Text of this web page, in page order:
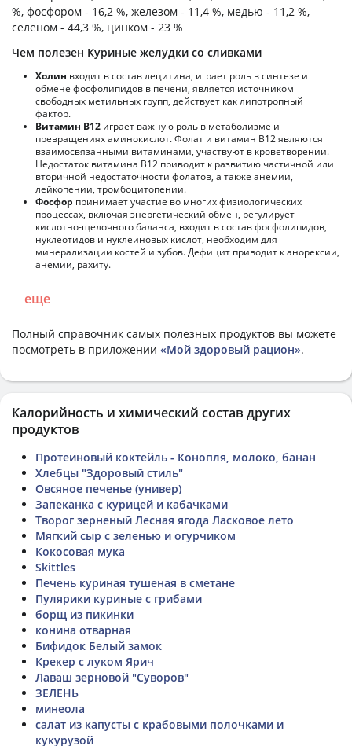
%, фосфором - 16,2 %, железом - 11,4 %, медью - 11,2 %,
селеном - 44,3 %, цинком - 23 %
Чем полезен Куриные желудки со сливками
Холин входит в состав лецитина, играет роль в синтезе и
обмене фосфолипидов в печени, является источником
свободных метильных групп, действует как липотропный
фактор.
Витамин В12 играет важную роль в метаболизме и
превращениях аминокислот. Фолат и витамин В12 являются
взаимосвязанными витаминами, участвуют в кроветворении.
Недостаток витамина В12 приводит к развитию частичной или
вторичной недостаточности фолатов, а также анемии,
лейкопении, тромбоцитопении.
Фосфор принимает участие во многих физиологических
процессах, включая энергетический обмен, регулирует
кислотно-щелочного баланса, входит в состав фосфолипидов,
нуклеотидов и нуклеиновых кислот, необходим для
минерализации костей и зубов. Дефицит приводит к анорексии,
анемии, рахиту.
еще
Полный справочник самых полезных продуктов вы можете
посмотреть в приложении «Мой здоровый рацион».
Калорийность и химический состав других
продуктов
Протеиновый коктейль - Конопля, молоко, банан
Хлебцы "Здоровый стиль"
Овсяное печенье (универ)
Запеканка с курицей и кабачками
Творог зерненый Лесная ягода Ласковое лето
Мягкий сыр с зеленью и огурчиком
Кокосовая мука
Skittles
Печень куриная тушеная в сметане
Пулярики куриные с грибами
борщ из пикинки
конина отварная
Бифидок Белый замок
Крекер с луком Ярич
Лаваш зерновой "Суворов"
ЗЕЛЕНЬ
минеола
салат из капусты с крабовыми полочками и
кукурузой